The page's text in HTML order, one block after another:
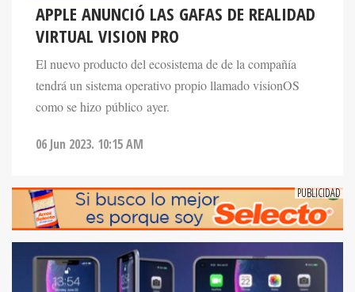
APPLE ANUNCIÓ LAS GAFAS DE REALIDAD
VIRTUAL VISION PRO
El nuevo producto del ecosistema de de la compañía
tendrá un sistema operativo propio llamado visionOS
como se hizo público ayer.
06 Jun 2023. 10:15 AM